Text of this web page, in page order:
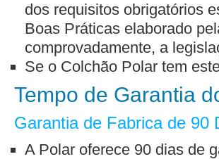
dos requisitos obrigatórios
Boas Práticas elaborado
comprovadamente, a
Se o Colchão Polar tem
Tempo de Garantia
Garantia de Fabrica de 90
A Polar oferece 90 dias de